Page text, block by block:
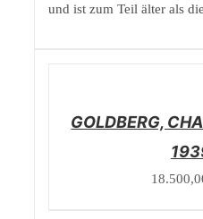
und ist zum Teil älter als
GOLDBERG,